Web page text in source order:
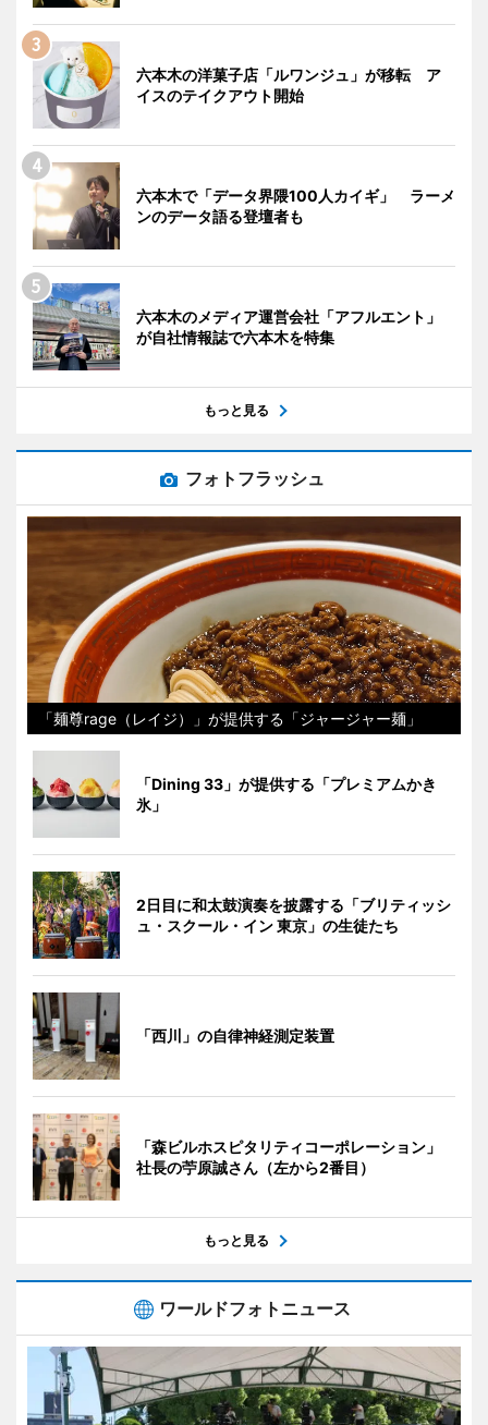
六本木の洋菓子店「ルワンジュ」が移転 ア
イスのテイクアウト開始
六本木で「データ界隈100人カイギ」 ラーメ
ンのデータ語る登壇者も
六本木のメディア運営会社「アフルエント」
が自社情報誌で六本木を特集
もっと見る
フォトフラッシュ
「麺尊rage（レイジ）」が提供する「ジャージャー麺」
「Dining 33」が提供する「プレミアムかき
氷」
2日目に和太鼓演奏を披露する「ブリティッシ
ュ・スクール・イン 東京」の生徒たち
「西川」の自律神経測定装置
「森ビルホスピタリティコーポレーション」
社長の苧原誠さん（左から2番目）
もっと見る
ワールドフォトニュース